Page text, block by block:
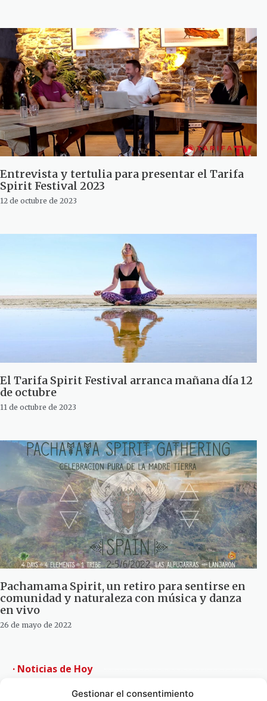
Gestionar el consentimiento
Entrevista y tertulia para presentar el Tarifa
Spirit Festival 2023
12 de octubre de 2023
El Tarifa Spirit Festival arranca mañana día 12
de octubre
11 de octubre de 2023
Pachamama Spirit, un retiro para sentirse en
comunidad y naturaleza con música y danza
en vivo
26 de mayo de 2022
· Noticias de Hoy